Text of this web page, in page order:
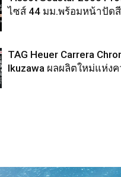
ไซส์ 44 มม.พร้อมหน้าปัด
TAG Heuer Carrera
Ikuzawa ผลผลิตใหม่แห่ง